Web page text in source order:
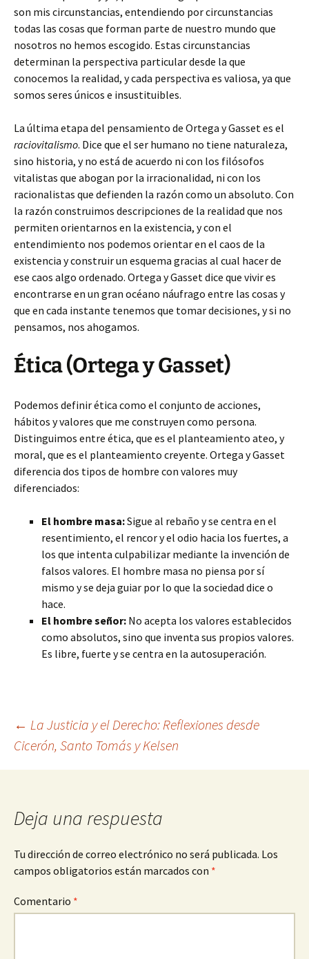
son mis circunstancias, entendiendo por circunstancias
todas las cosas que forman parte de nuestro mundo que
nosotros no hemos escogido. Estas circunstancias
determinan la perspectiva particular desde la que
conocemos la realidad, y cada perspectiva es valiosa, ya que
somos seres únicos e insustituibles.
La última etapa del pensamiento de Ortega y Gasset es el
raciovitalismo. Dice que el ser humano no tiene naturaleza,
sino historia, y no está de acuerdo ni con los filósofos
vitalistas que abogan por la irracionalidad, ni con los
racionalistas que defienden la razón como un absoluto. Con
la razón construimos descripciones de la realidad que nos
permiten orientarnos en la existencia, y con el
entendimiento nos podemos orientar en el caos de la
existencia y construir un esquema gracias al cual hacer de
ese caos algo ordenado. Ortega y Gasset dice que vivir es
encontrarse en un gran océano náufrago entre las cosas y
que en cada instante tenemos que tomar decisiones, y si no
pensamos, nos ahogamos.
Ética (Ortega y Gasset)
Podemos definir ética como el conjunto de acciones,
hábitos y valores que me construyen como persona.
Distinguimos entre ética, que es el planteamiento ateo, y
moral, que es el planteamiento creyente. Ortega y Gasset
diferencia dos tipos de hombre con valores muy
diferenciados:
El hombre masa:Sigue al rebaño y se centra en el
resentimiento, el rencor y el odio hacia los fuertes, a
los que intenta culpabilizar mediante la invención de
falsos valores. El hombre masa no piensa por sí
mismo y se deja guiar por lo que la sociedad dice o
hace.
El hombre señor: No acepta los valores establecidos
como absolutos, sino que inventa sus propios valores.
Es libre, fuerte y se centra en la autosuperación.
Navegación
de
entradas
← La Justicia y el Derecho: Reflexiones desde
Cicerón, Santo Tomás y Kelsen
Deja una respuesta
Tu dirección de correo electrónico no será publicada. Los
campos obligatorios están marcados con *
Comentario *